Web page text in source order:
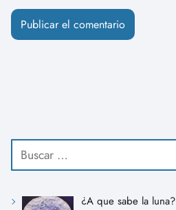
¿A que sabe la luna?